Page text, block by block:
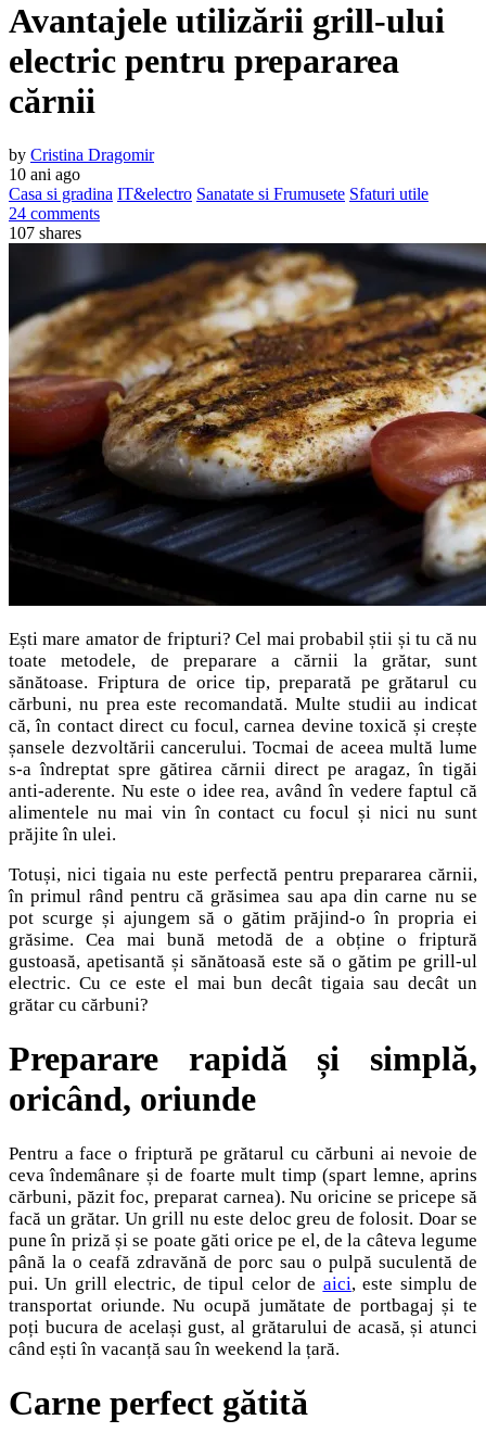
Avantajele utilizării grill-ului
electric pentru prepararea
cărnii
by Cristina Dragomir
10 ani ago
Casa si gradina IT&electro Sanatate si Frumusete Sfaturi utile
24 comments
107 shares
Ești mare amator de fripturi? Cel mai probabil știi și tu că nu
toate metodele, de preparare a cărnii la grătar, sunt
sănătoase. Friptura de orice tip, preparată pe grătarul cu
cărbuni, nu prea este recomandată. Multe studii au indicat
că, în contact direct cu focul, carnea devine toxică și crește
șansele dezvoltării cancerului. Tocmai de aceea multă lume
s-a îndreptat spre gătirea cărnii direct pe aragaz, în tigăi
anti-aderente. Nu este o idee rea, având în vedere faptul că
alimentele nu mai vin în contact cu focul și nici nu sunt
prăjite în ulei.
Totuși, nici tigaia nu este perfectă pentru prepararea cărnii,
în primul rând pentru că grăsimea sau apa din carne nu se
pot scurge și ajungem să o gătim prăjind-o în propria ei
grăsime. Cea mai bună metodă de a obține o friptură
gustoasă, apetisantă și sănătoasă este să o gătim pe grill-ul
electric. Cu ce este el mai bun decât tigaia sau decât un
grătar cu cărbuni?
Preparare rapidă și simplă,
oricând, oriunde
Pentru a face o friptură pe grătarul cu cărbuni ai nevoie de
ceva îndemânare și de foarte mult timp (spart lemne, aprins
cărbuni, păzit foc, preparat carnea). Nu oricine se pricepe să
facă un grătar. Un grill nu este deloc greu de folosit. Doar se
pune în priză și se poate găti orice pe el, de la câteva legume
până la o ceafă zdravănă de porc sau o pulpă suculentă de
pui. Un grill electric, de tipul celor de aici, este simplu de
transportat oriunde. Nu ocupă jumătate de portbagaj și te
poți bucura de același gust, al grătarului de acasă, și atunci
când ești în vacanță sau în weekend la țară.
Carne perfect gătită